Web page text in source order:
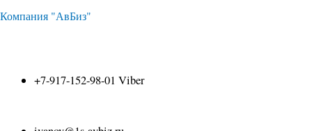
Перейти
содержимому
Компания "АвБиз"
+7-917-152-98-01 Viber